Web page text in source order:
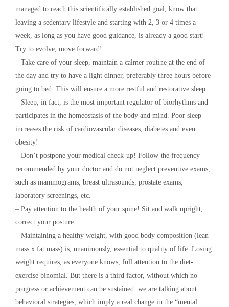
managed to reach this scientifically established goal, know that
leaving a sedentary lifestyle and starting with 2, 3 or 4 times a
week, as long as you have good guidance, is already a good start!
Try to evolve, move forward!
– Take care of your sleep, maintain a calmer routine at the end of
the day and try to have a light dinner, preferably three hours before
going to bed. This will ensure a more restful and restorative sleep.
– Sleep, in fact, is the most important regulator of biorhythms and
participates in the homeostasis of the body and mind. Poor sleep
increases the risk of cardiovascular diseases, diabetes and even
obesity!
– Don’t postpone your medical check-up! Follow the frequency
recommended by your doctor and do not neglect preventive exams,
such as mammograms, breast ultrasounds, prostate exams,
laboratory screenings, etc.
– Pay attention to the health of your spine! Sit and walk upright,
correct your posture.
– Maintaining a healthy weight, with good body composition (lean
mass x fat mass) is, unanimously, essential to quality of life. Losing
weight requires, as everyone knows, full attention to the diet-
exercise binomial. But there is a third factor, without which no
progress or achievement can be sustained: we are talking about
behavioral strategies, which imply a real change in the “mental